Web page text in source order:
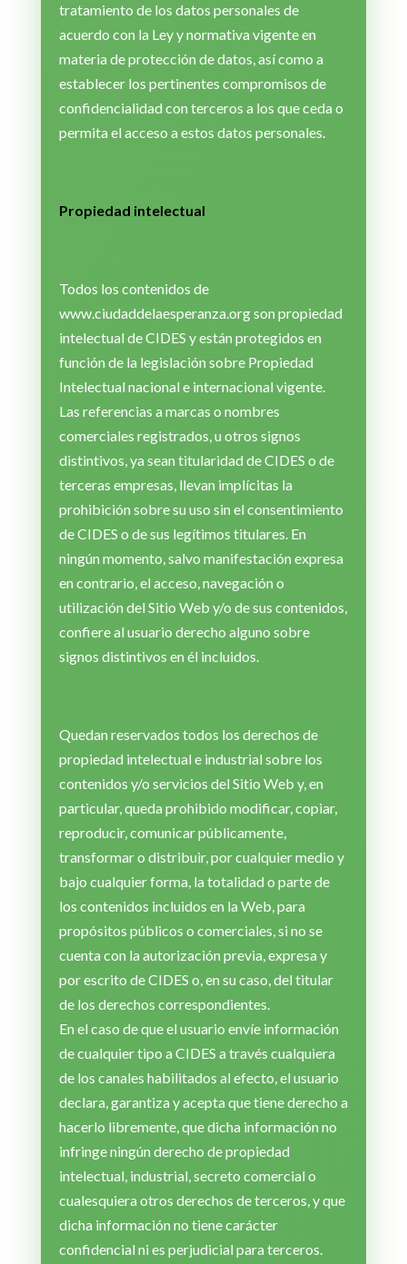
tratamiento de los datos personales de
acuerdo con la Ley y normativa vigente en
materia de protección de datos, así como a
establecer los pertinentes compromisos de
confidencialidad con terceros a los que ceda o
permita el acceso a estos datos personales.
Propiedad intelectual
Todos los contenidos de
www.ciudaddelaesperanza.org son propiedad
intelectual de CIDES y están protegidos en
función de la legislación sobre Propiedad
Intelectual nacional e internacional vigente.
Las referencias a marcas o nombres
comerciales registrados, u otros signos
distintivos, ya sean titularidad de CIDES o de
terceras empresas, llevan implícitas la
prohibición sobre su uso sin el consentimiento
de CIDES o de sus legítimos titulares. En
ningún momento, salvo manifestación expresa
en contrario, el acceso, navegación o
utilización del Sitio Web y/o de sus contenidos,
confiere al usuario derecho alguno sobre
signos distintivos en él incluidos.
Quedan reservados todos los derechos de
propiedad intelectual e industrial sobre los
contenidos y/o servicios del Sitio Web y, en
particular, queda prohibido modificar, copiar,
reproducir, comunicar públicamente,
transformar o distribuir, por cualquier medio y
bajo cualquier forma, la totalidad o parte de
los contenidos incluidos en la Web, para
propósitos públicos o comerciales, si no se
cuenta con la autorización previa, expresa y
por escrito de CIDES o, en su caso, del titular
de los derechos correspondientes.
En el caso de que el usuario envíe información
de cualquier tipo a CIDES a través cualquiera
de los canales habilitados al efecto, el usuario
declara, garantiza y acepta que tiene derecho a
hacerlo libremente, que dicha información no
infringe ningún derecho de propiedad
intelectual, industrial, secreto comercial o
cualesquiera otros derechos de terceros, y que
dicha información no tiene carácter
confidencial ni es perjudicial para terceros.